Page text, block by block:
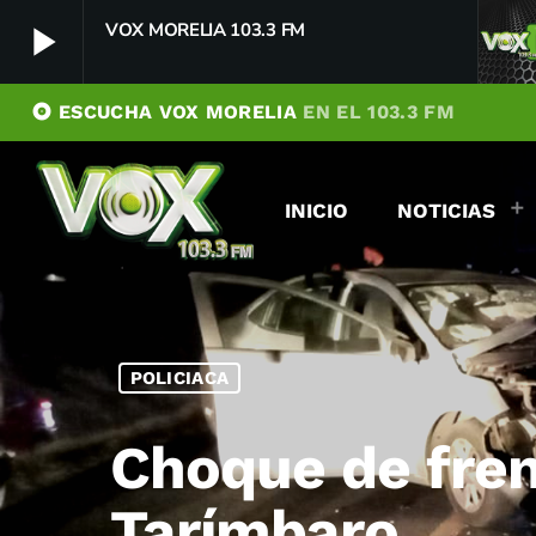
play_arrow VOX MORELIA 103.3 FM
play_arrow VOX MORELIA 103.3 FM
Player Debug
pushFeed = INITIALIZE1785972335357
newFeedReading = REITERATE - 1785972335358
newFeedReading = REITERATE - 1785972335433
album ESCUCHA VOX MORELIA EN EL 103.3 FM
INICIO NOTICIAS
POLICIACA
Choque de